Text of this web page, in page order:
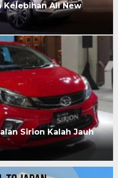
Kelebihan All New
Sirion Kalah Jauh